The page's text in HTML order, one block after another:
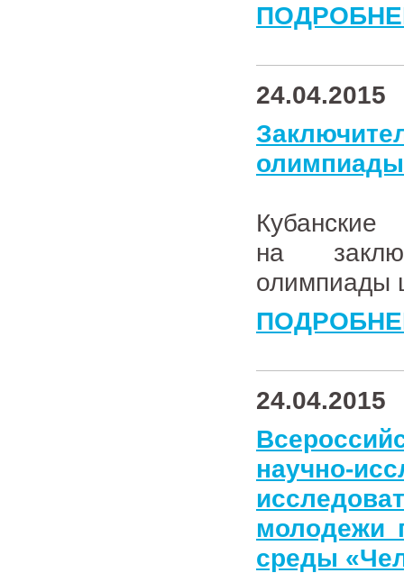
24.04.2015
на
олимпиады
24.04.2015
научно-
молодежи
среды